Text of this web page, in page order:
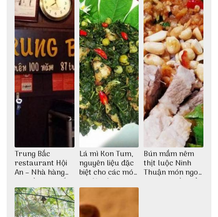
Trung Bắc
restaurant Hội
An – Nhà hàng
cao lầu có thiết
kế vô cùng ấn
tượng giữa lòng
phố Hội
Lá mì Kon Tum,
nguyên liệu đặc
biệt cho các món
ăn độc đáo
Bún mắm nêm
thịt luộc Ninh
Thuận món ngon
dân dã miền biển